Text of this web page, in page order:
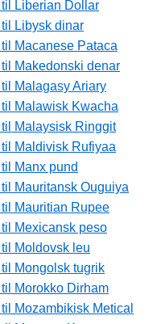
Liberian Dollar
Libysk dinar
Macanese Pataca
Makedonski denar
Malagasy Ariary
Malawisk Kwacha
Malaysisk Ringgit
Maldivisk Rufiyaa
Manx pund
Mauritansk Ouguiya
Mauritian Rupee
Mexicansk peso
Moldovsk leu
Mongolsk tugrik
Morokko Dirham
Mozambikisk Metical